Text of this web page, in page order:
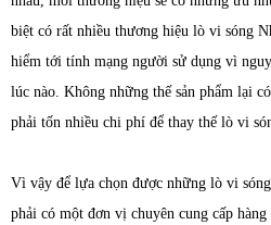
biệt có rất nhiều thương hiệu lò vi sóng
hiểm tới tính mạng người sử dụng vì
lúc nào. Không những thế sản phẩm lại
phải tốn nhiều chi phí để thay thế lò vi
Vì vậy để lựa chọn được những lò vi
phải có một đơn vị chuyên cung cấp